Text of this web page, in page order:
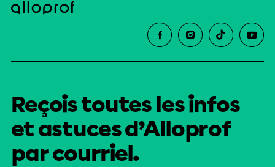
Reçois toutes les infos
et astuces d’Alloprof
par courriel.